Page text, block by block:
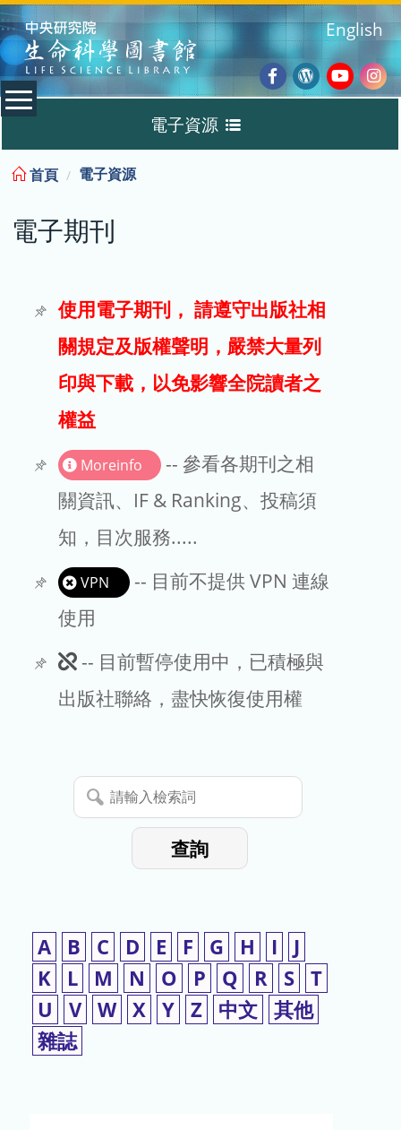
:::
Facebook
Wordpress
English
電子資源
電子期刊
試用
文章處理費
EndNote
首頁 電子資源
電子期刊
使用電子期刊， 請遵守出版社相
關規定及版權聲明，嚴禁大量列
印與下載，以免影響全院讀者之
權益
Moreinfo
-- 參看各期刊之相
關資訊、IF & Ranking、投稿須
知，目次服務.....
VPN
-- 目前不提供 VPN 連線
使用
此
期
暫
停
-- 目前暫停使用中，已積極與
出版社聯絡，盡快恢復使用權
請
輸
查詢
A B C D E F G H I
J
K
L M N O P Q R S T
U
V W X Y Z 中文 其他
雜誌